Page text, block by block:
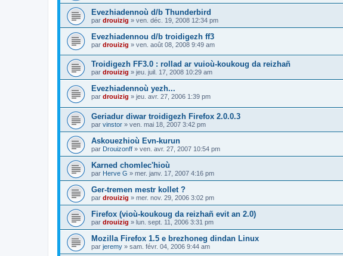
Evezhiadennoù d/b Thunderbird
par drouizig » ven. déc. 19, 2008 12:34 pm
Evezhiadennou d/b troidigezh ff3
par drouizig » ven. août 08, 2008 9:49 am
Troidigezh FF3.0 : rollad ar vuioù-koukoug da reizhañ
par drouizig » jeu. juil. 17, 2008 10:29 am
Evezhiadennoù yezh...
par drouizig » jeu. avr. 27, 2006 1:39 pm
Geriadur diwar troidigezh Firefox 2.0.0.3
par vinstor » ven. mai 18, 2007 3:42 pm
Askouezhioù Evn-kurun
par Drouizonff » ven. avr. 27, 2007 10:54 pm
Karned chomlec'hioù
par Herve G » mer. janv. 17, 2007 4:16 pm
Ger-tremen mestr kollet ?
par drouizig » mer. nov. 29, 2006 3:02 pm
Firefox (vioù-koukoug da reizhañ evit an 2.0)
par drouizig » lun. sept. 11, 2006 3:31 pm
Mozilla Firefox 1.5 e brezhoneg dindan Linux
par jeremy » sam. févr. 04, 2006 9:44 am